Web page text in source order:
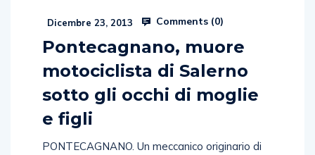
Dicembre 23, 2013 Comments (0)
Pontecagnano, muore
motociclista di Salerno
sotto gli occhi di moglie
e figli
PONTECAGNANO. Un meccanico originario di